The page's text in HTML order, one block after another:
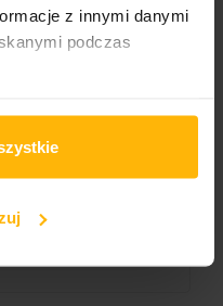
z innymi danymi
podczas